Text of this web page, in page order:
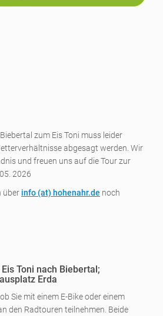
zum Eis Toni muss leider
abgesagt werden. Wir
und freuen uns auf die Tour zur
2026
über info (at) hohenahr.de noch
Toni nach Biebertal;
Erda
Sie mit einem E-Bike oder einem
den Radtouren teilnehmen. Beide